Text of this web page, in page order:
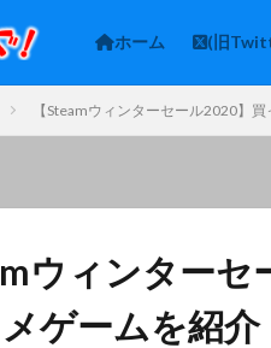
ホーム (旧
【Steamウィンターセール2020】
ウィンター
ゲームを紹介